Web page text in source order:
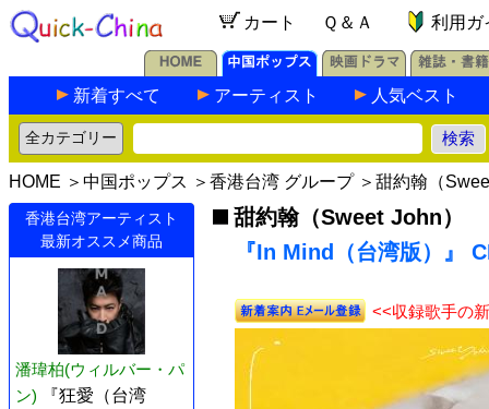
カート Ｑ＆Ａ 利用ガ
新着すべて アーティスト 人気ベスト
HOME ＞ 中国ポップス ＞ 香港台湾 グループ＞ 甜約翰（
香港台湾アーティスト
最新オススメ商品
潘瑋柏(ウィルバー・パ
ン)
『狂愛（台湾
甜約翰（Sweet John）
『In Mind（台湾版）』
<<収録歌手の